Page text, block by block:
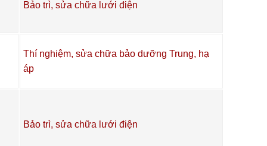
Bảo trì, sửa chữa lưới điện
Thí nghiệm, sửa chữa bảo dưỡng Trung, hạ
áp
Bảo trì, sửa chữa lưới điện